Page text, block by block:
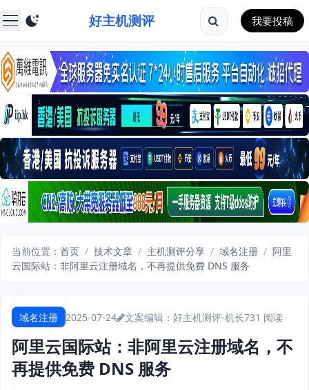
好主机测评 我要投稿
当前位置： 首页 / 技术文章 / 主机测评分享 / 域名注册 / 阿里
云国际站：非阿里云注册域名，不再提供免费 DNS 服务
域名注册 2025-07-24 文案编辑：好主机测评-机长731 阅读
阿里云国际站：非阿里云注册域名，不
再提供免费 DNS 服务